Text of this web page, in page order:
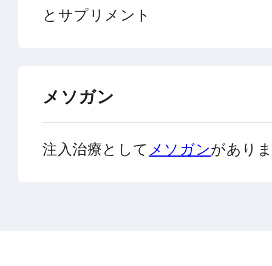
とサプリメント
メソガン
注入治療として メソガンがあり